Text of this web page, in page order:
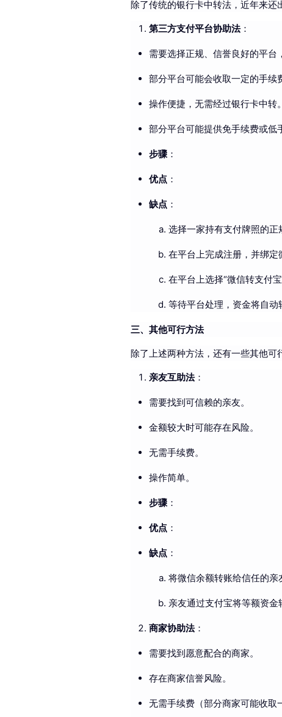
除了传统的银行卡中转法，近年来还
第三方支付平台协助法：
需要选择正规、信誉良好的平台
部分平台可能会收取一定的手续
操作便捷，无需经过银行卡中转。
部分平台可能提供免手续费或低
步骤：
优点 ：
缺点 ：
选择一家持有支付牌照的正
在平台上完成注册，并绑定
在平台上选择“微信转支付
等待平台处理，资金将自动
三、其他可行方法
除了上述两种方法，还有一些其他可
亲友互助法：
需要找到可信赖的亲友。
金额较大时可能存在风险。
无需手续费。
操作简单。
步骤：
优点 ：
缺点 ：
将微信余额转账给信任的亲
亲友通过支付宝将等额资金
商家协助法：
需要找到愿意配合的商家。
存在商家信誉风险。
无需手续费（部分商家可能收取